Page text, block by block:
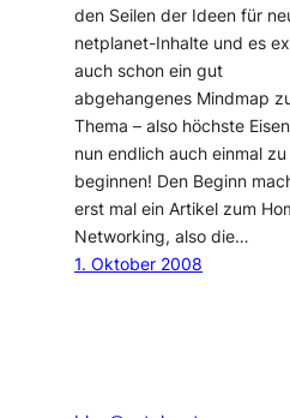
den Seilen der Ideen für
netplanet-Inhalte und es
auch schon ein gut
abgehangenes Mindmap
Thema – also höchste
nun endlich auch einmal zu
beginnen! Den Beginn
erst mal ein Artikel zum
Networking, also die…
1. Oktober 2008